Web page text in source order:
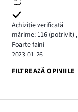
Achiziție verificată
mărime: 116 (potrivit) ,
Foarte faini
2023-01-26
FILTREAZĂ OPINIILE